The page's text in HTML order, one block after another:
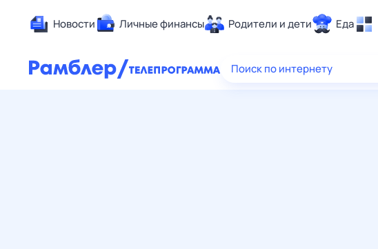
Новости Личные финансы Родители и дети Еда
Здоровье
Поиск по интернету